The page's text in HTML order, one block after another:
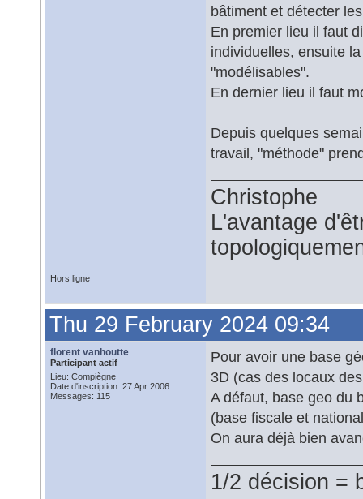
bâtiment et détecter
En premier lieu il faut
individuelles, ensuite
"modélisables".
En dernier lieu il faut
Depuis quelques
travail, "méthode"
Christophe
L'avantage
Hors ligne
Thu 29 February 2024 09:34
florent vanhoutte
Participant actif
Lieu: Compiègne
Date d'inscription: 27 Apr 2006
Messages: 115
Pour avoir une base
3D (cas des locaux
A défaut, base geo du
(base fiscale et
On aura déjà bien
1/2 décision =